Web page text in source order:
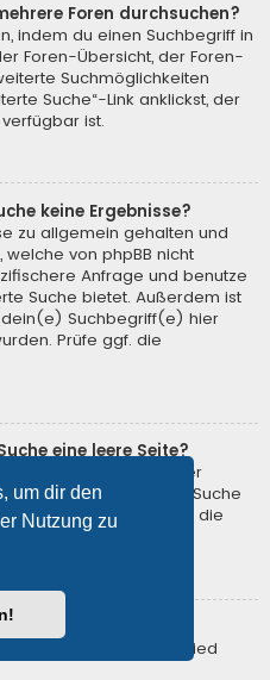
um dir den
Nutzung zu
Foren durchsuchen?
indem du einen Suchbegriff in
Foren-Übersicht, der Foren-
Suchmöglichkeiten
Suche“-Link anklickst, der
ist.
keine Ergebnisse?
zu allgemein gehalten und
von phpBB nicht
Anfrage und benutze
Suche bietet. Außerdem ist
Suchbegriff(e) hier
Prüfe ggf. die
eine leere Seite?
somit konnte der
Benutze die erweiterte Suche
ein oder beschränke die
auf „Nach einem Mitglied